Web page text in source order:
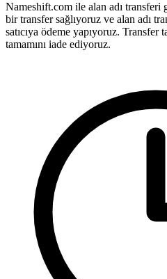
Nameshift.com ile alan adı transferi
bir transfer sağlıyoruz ve alan adı
satıcıya ödeme yapıyoruz. Transfer
tamamını iade ediyoruz.